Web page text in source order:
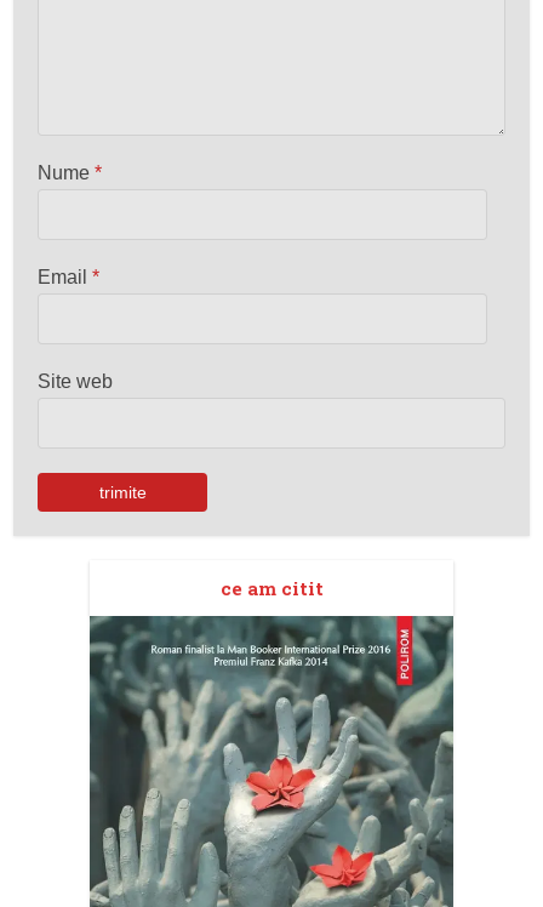
Nume*
Email*
Site web
ce am citit